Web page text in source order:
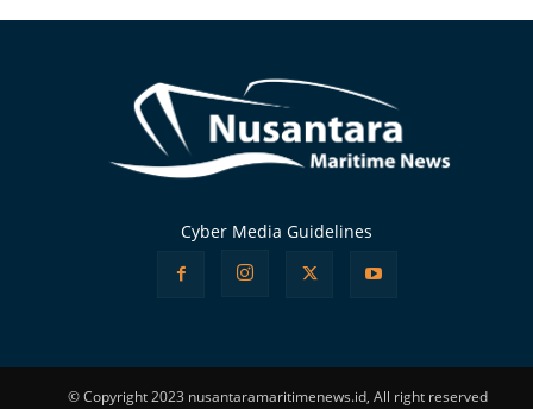
Cyber Media Guidelines
© Copyright 2023 nusantaramaritimenews.id, All right reserved